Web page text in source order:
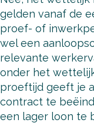
gelden vanaf de
proef- of
wel een
relevante
onder het
proeftijd geeft je
contract te
een lager loon te